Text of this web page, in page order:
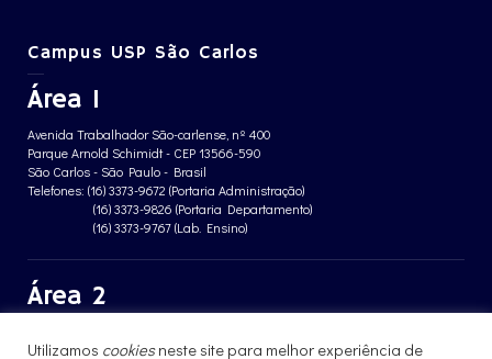
Campus USP São Carlos
Área 1
Avenida Trabalhador São-carlense, nº 400
Parque Arnold Schimidt - CEP 13566-590
São Carlos - São Paulo - Brasil
Telefones: (16) 3373-9672 (Portaria Administração)
(16) 3373-9826 (Portaria Departamento)
(16) 3373-9767 (Lab. Ensino)
Área 2
Jardim Santa Angelina - CEP 13563-120
Utilizamos cookiesneste site para melhor experiência de